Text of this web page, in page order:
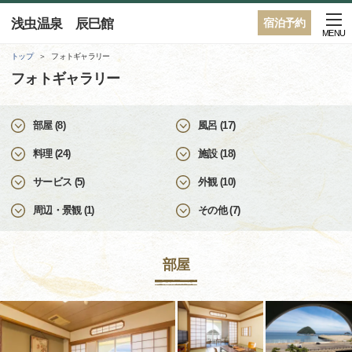
宿泊予約
浅虫温泉 辰巳館
MENU
トップ フォトギャラリー
フォトギャラリー
部屋 (8) 風呂 (17)
料理 (24) 施設 (18)
サービス (5) 外観 (10)
周辺・景観 (1) その他 (7)
部屋